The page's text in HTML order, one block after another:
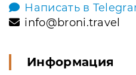
Написать в
info@broni.travel
Информация